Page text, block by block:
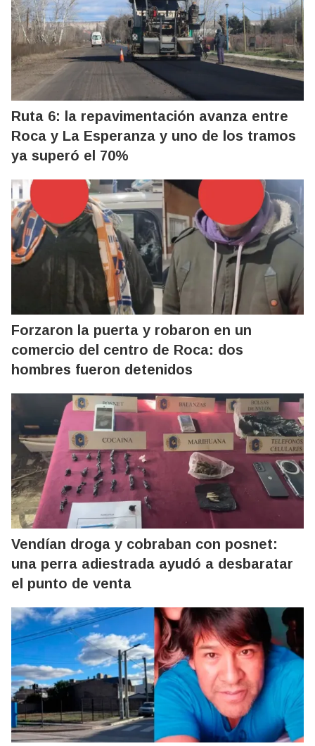
Ruta 6: la repavimentación avanza entre
Roca y La Esperanza y uno de los tramos
ya superó el 70%
Forzaron la puerta y robaron en un
comercio del centro de Roca: dos
hombres fueron detenidos
Vendían droga y cobraban con posnet:
una perra adiestrada ayudó a desbaratar
el punto de venta